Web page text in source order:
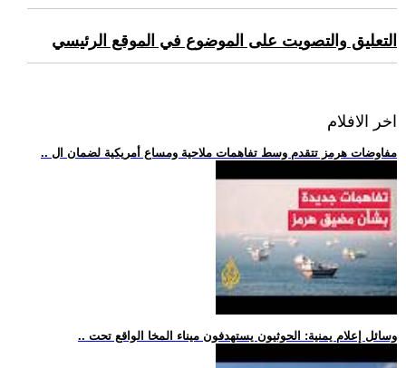
التعليق والتصويت على الموضوع في الموقع الرئيسي
اخر الافلام
.. مفاوضات هرمز تتقدم وسط تفاهمات ملاحية ومساع أمريكية لضمان ال
.. وسائل إعلام يمنية: الحوثيون يستهدفون ميناء المخا الواقع تحت